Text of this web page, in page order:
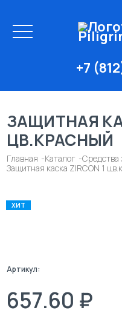
+7
ЗАЩИТНАЯ
ЦВ.КРАСНЫЙ
Главная Каталог Средства
Защитная каска ZIRCON 1
ХИТ
Артикул:
657.60 ₽